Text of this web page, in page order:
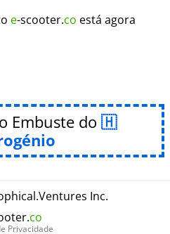
e-scooter.co está agora
Embuste do
.Ventures Inc.
co
Privacidade